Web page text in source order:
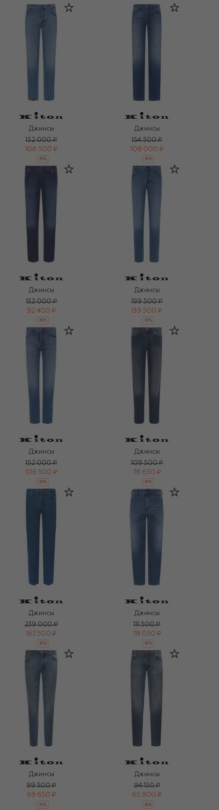
Джинсы
152 000 ₽
106 500 ₽
-30%
Джинсы
154 500 ₽
108 000 ₽
-30%
Джинсы
132 000 ₽
92 400 ₽
-30%
Джинсы
199 500 ₽
139 500 ₽
-30%
Джинсы
152 000 ₽
106 500 ₽
-30%
Джинсы
109 500 ₽
76 650 ₽
-30%
Джинсы
239 000 ₽
167 500 ₽
-30%
Джинсы
111 500 ₽
78 050 ₽
-30%
Джинсы
99 500 ₽
69 650 ₽
-30%
Джинсы
94 150 ₽
65 900 ₽
-30%